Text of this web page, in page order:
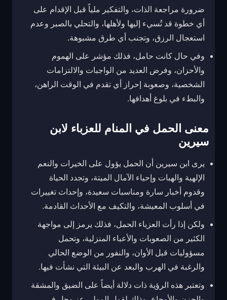
ضرورة مراجعة الذات، والتفكير ملياً قبل الإقدام على
أي خطوة قد تُسيء إليها ولأهلها، والتحلي بالصبر وعدم
استعجال الرزق، وتجنب أي طرق مشبوهة.
وفي حال كانت حامل، فذلك مؤشر على الهموم
والأحزان، وفرض العديد من الواجبات والالتزامات
الشخصية، وصعوبة إحراز أي تقدم في الوقت الراهن،
والبطء في بلوغ أهدافها.
معنى الحمل في المنام للعزباء لابن
سيرين
يرى ابن سيرين أن الحمل يؤول على الخيرات والنعم
الإلهية والهبات وإحياء الآمال الميتة، وتجدد الحياة
وقدوم أخبار سارة ومناسبات سعيدة، وإحداث تغييرات
في أسلوب المعيشة، والتكيف مع الأحداث القادمة.
ولكن إذا رأت العزباء الحمل، فذلك يرمز إلى مواجهة
الكثير من الصعوبات والأعباء المنزلية، وتحمل
مسؤوليات قبل الأوان، والنفور من الوضع الحالي
والرغبة في الهرب والبعد عن البيئة التي نشأت فيها.
وتعتبر هذه الرؤية ذات دلالة أيضاً على الضيق والمشقة